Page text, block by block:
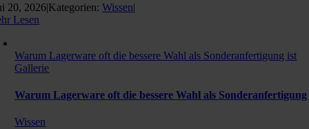
20, 2026|Kategorien:Wissen|
Lesen
Warum Lagerware oft die bessere Wahl als Sonderanfertigung ist
Gallerie
Warum Lagerware oft die bessere Wahl als Sonderanfertigung
Wissen